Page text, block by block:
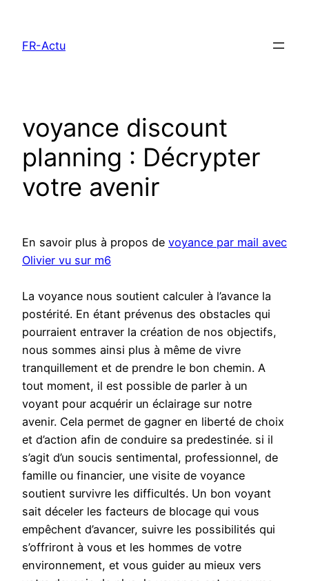
contenu
FR-Actu
voyance discount
planning : Décrypter
votre avenir
En savoir plus à propos de voyance par mail avec
Olivier vu sur m6
La voyance nous soutient calculer à l’avance la
postérité. En étant prévenus des obstacles qui
pourraient entraver la création de nos objectifs,
nous sommes ainsi plus à même de vivre
tranquillement et de prendre le bon chemin. A
tout moment, il est possible de parler à un
voyant pour acquérir un éclairage sur notre
avenir. Cela permet de gagner en liberté de choix
et d’action afin de conduire sa predestinée. si il
s’agit d’un soucis sentimental, professionnel, de
famille ou financier, une visite de voyance
soutient survivre les difficultés. Un bon voyant
sait déceler les facteurs de blocage qui vous
empêchent d’avancer, suivre les possibilités qui
s’offriront à vous et les hommes de votre
environnement, et vous guider au mieux vers